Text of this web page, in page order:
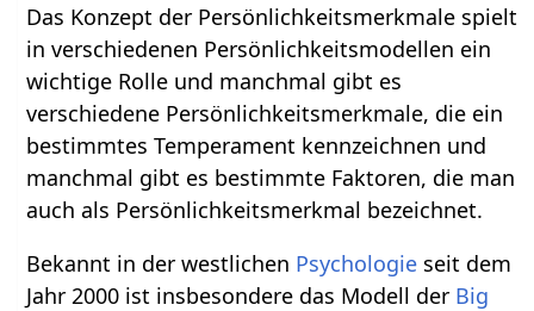
Das Konzept der Persönlichkeitsmerkmale spielt
in verschiedenen Persönlichkeitsmodellen ein
wichtige Rolle und manchmal gibt es
verschiedene Persönlichkeitsmerkmale, die ein
bestimmtes Temperament kennzeichnen und
manchmal gibt es bestimmte Faktoren, die man
auch als Persönlichkeitsmerkmal bezeichnet.
Bekannt in der westlichen Psychologie seit dem
Jahr 2000 ist insbesondere das Modell der Big